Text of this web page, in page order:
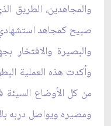
والمجاهدين، الطريق
صبيح كمجاهد
والبصيرة والافتخار
وأكدت هذه العملية
من كل الأوضاع السيئة
ومصيره ويواصل دربه